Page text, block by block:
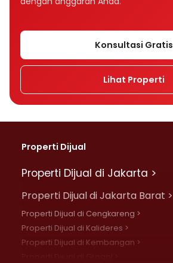
Konsultasi Gratis
Lihat Properti
Properti Dijual
Properti Dijual di Jakarta >
Properti Dijual di Jakarta Barat >
Properti Dijual di Cengkareng >
Properti Dijual di Kalideres >
Properti Dijual di Kembangan >